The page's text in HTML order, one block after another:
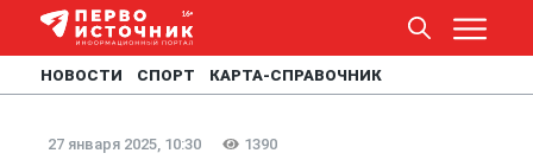
НОВОСТИ СПОРТ КАРТА-СПРАВОЧНИК
27 января 2025, 10:30 1390